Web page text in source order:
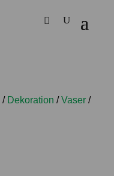
/ Dekoration /Vaser /